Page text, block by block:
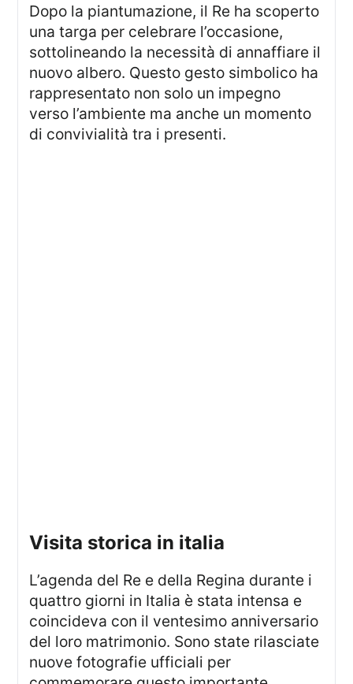
Dopo la piantumazione, il Re ha scoperto
una targa per celebrare l’occasione,
sottolineando la necessità di annaffiare il
nuovo albero. Questo gesto simbolico ha
rappresentato non solo un impegno
verso l’ambiente ma anche un momento
di convivialità tra i presenti.
visita storica in italia
L’agenda del Re e della Regina durante i
quattro giorni in Italia è stata intensa e
coincideva con il ventesimo anniversario
del loro matrimonio. Sono state rilasciate
nuove fotografie ufficiali per